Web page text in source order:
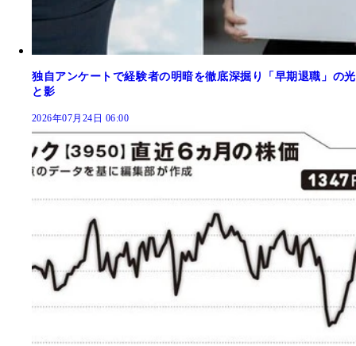
独自アンケートで経験者の明暗を徹底深掘り「早期退職」の光
と影
2026年07月24日 06:00